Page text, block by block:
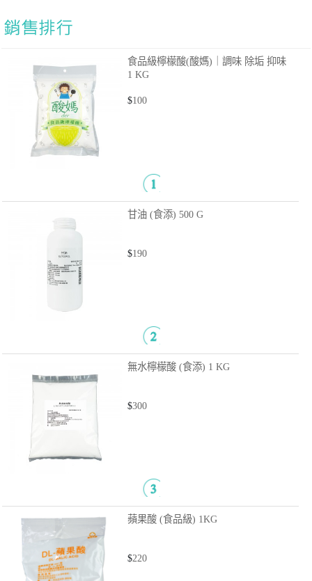
食品級檸檬酸(酸媽)｜調味 除垢 抑味
1 KG
$100
甘油 (食添) 500 G
$190
無水檸檬酸 (食添) 1 KG
$300
蘋果酸 (食品級) 1KG
$220